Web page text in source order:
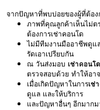
จากปัญหาที่พบบ่อยของผู้ที่ต้อง
ภาพที่คุณลูกค้าเห็นไม่ต
ต้องการเช่าคอนโด
ไม่มีทีมงานมืออาชีพดูแ
รัดเอาเปรียบกัน
ณ วันส่งมอบเช่าคอนโ
ตรวจสอบด้วย ทำให้อา
เมื่อเกิดปัญหาในการเช่
ดูแล และให้บริการ
และปัญหาอื่นๆ อีกมากม